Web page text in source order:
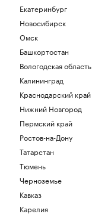
Екатеринбург
Новосибирск
Омск
Башкортостан
Вологодская область
Калининград
Краснодарский край
Нижний Новгород
Пермский край
Ростов-на-Дону
Татарстан
Тюмень
Черноземье
Кавказ
Карелия